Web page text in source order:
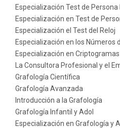
Especialización Test de Persona
Especialización en Test de
Especialización el Test del Reloj
Especialización en los Números
Especialización en Criptogramas
La Consultora Profesional y el
Grafología Científica
Grafología Avanzada
Introducción a la Grafología
Grafología Infantil y Adol
Especialización en Grafología y